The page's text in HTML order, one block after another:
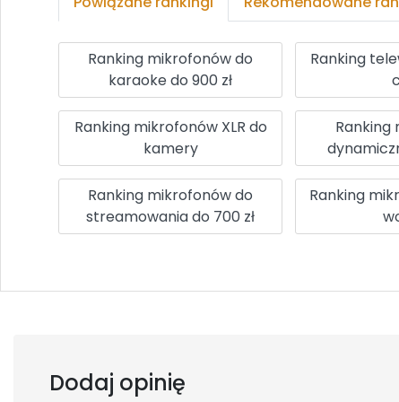
Ranking mikrofonów do
karaoke do 900 zł
Ranking
Ranking mikrofonów XLR do
kamery
Ranking
Ranking mikrofonów do
streamowania do 700 zł
Ranking
Dodaj opinię